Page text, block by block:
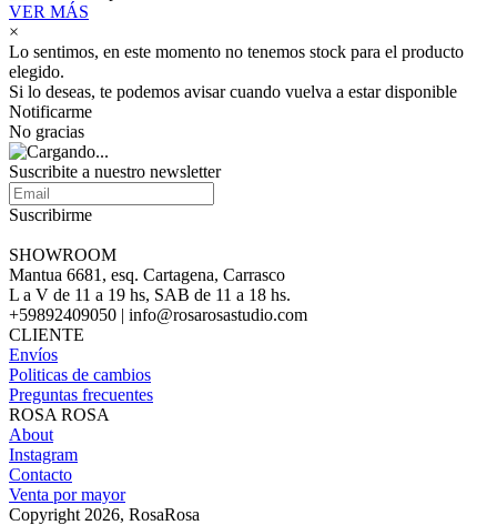
VER MÁS
×
Lo sentimos, en este momento no tenemos stock para el producto
elegido.
Si lo deseas, te podemos avisar cuando vuelva a estar disponible
Notificarme
No gracias
Suscribite a nuestro newsletter
Suscribirme
SHOWROOM
Mantua 6681, esq. Cartagena, Carrasco
L a V de 11 a 19 hs, SAB de 11 a 18 hs.
+59892409050 | info@rosarosastudio.com
CLIENTE
Envíos
Politicas de cambios
Preguntas frecuentes
ROSA ROSA
About
Instagram
Contacto
Venta por mayor
Copyright 2026, RosaRosa